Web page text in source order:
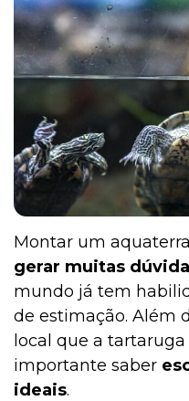
Montar um
gerar muitas
mundo já tem
de estimação. Além
local que a
importante saber
ideais.